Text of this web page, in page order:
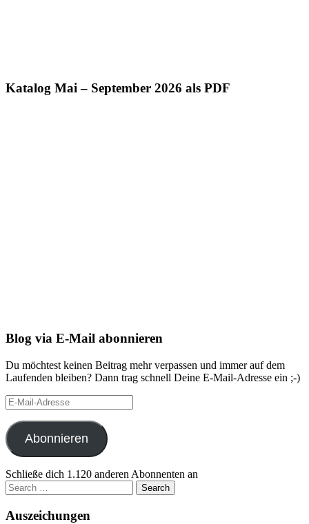
Katalog Mai – September 2026 als PDF
Blog via E-Mail abonnieren
Du möchtest keinen Beitrag mehr verpassen und immer auf dem
Laufenden bleiben? Dann trag schnell Deine E-Mail-Adresse ein ;-)
E-
Mail-
Adresse
Abonnieren
Schließe dich 1.120 anderen Abonnenten an
Search
for:
Auszeichungen